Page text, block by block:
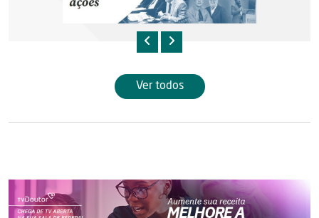
Ver todos